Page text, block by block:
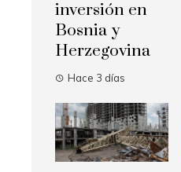
inversión en
Bosnia y
Herzegovina
Hace 3 días